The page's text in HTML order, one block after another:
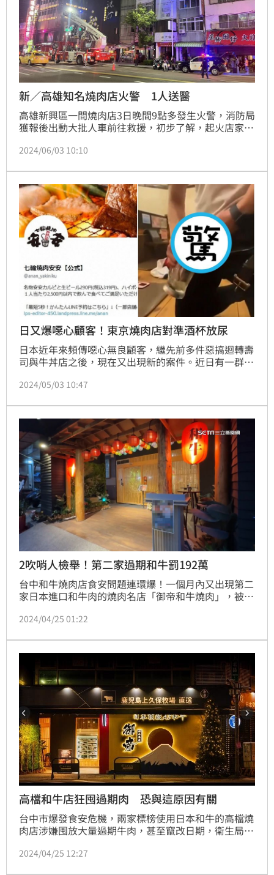
新／高雄知名燒肉店火警 1人送醫
高雄新興區一間燒肉店3日晚間9點多發生火警，消防局
獲報後出動大批人車前往救援，初步了解，起火店家在
員工（18歲）收到驚嚇送醫，起火原因目前待釐清。
2024/06/03 10:10
日又爆噁心顧客！東京燒肉店對準酒杯放尿
日本近年來頻傳噁心無良顧客，繼先前多件惡搞迴轉壽
司與牛丼店之後，現在又出現新的案件。近日有一群男
褲，並對準啤酒杯放尿，畫面曝光後引發熱議。
2024/05/03 10:47
2吹哨人檢舉！第二家過期和牛罰192萬
台中和牛燒肉店食安問題連環爆！一個月內又出現第二
家日本進口和牛肉的燒肉名店「御帝和牛燒肉」，被爆
獲2名檢舉者吹哨後進行查察屬實，牛肉共有高達16個
罰192萬元。而按照檢舉獎金制度，2名吹哨者將依不
同貢獻度，分配96萬元檢舉獎金。
2024/04/25 01:22
高檔和牛店狂囤過期肉 恐與這原因有關
台中市爆發食安危機，兩家標榜使用日本和牛的高檔燒
肉店涉嫌囤放大量過期牛肉，甚至竄改日期，衛生局及
萬、192萬罰鍰，全案仍在調查中。有飯店主廚透露，
2024/04/25 12:27